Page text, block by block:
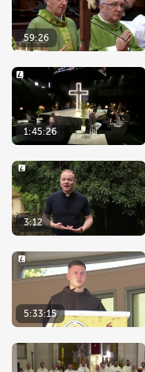
59:26
1:45:26
3:12
5:33:15